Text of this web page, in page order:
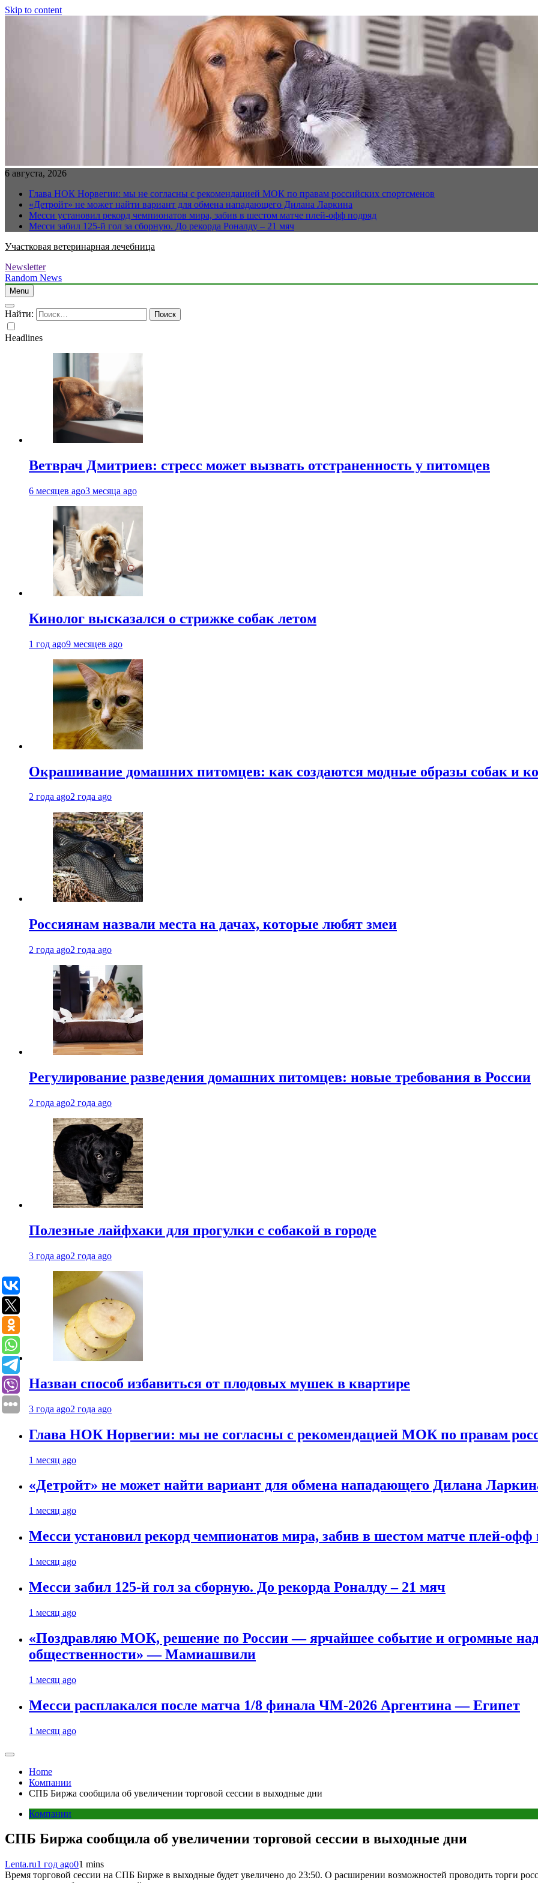
Skip to content
6 августа, 2026
Глава НОК Норвегии: мы не согласны с рекомендацией МОК по правам российских спортсменов
«Детройт» не может найти вариант для обмена нападающего Дилана Ларкина
Месси установил рекорд чемпионатов мира, забив в шестом матче плей‑офф подряд
Месси забил 125-й гол за сборную. До рекорда Роналду – 21 мяч
Участковая ветеринарная лечебница
Newsletter
Random News
Menu
Найти:
Headlines
Ветврач Дмитриев: стресс может вызвать отстраненность у питомцев
6 месяцев ago3 месяца ago
Кинолог высказался о стрижке собак летом
1 год ago9 месяцев ago
Окрашивание домашних питомцев: как создаются модные образы собак и
2 года ago2 года ago
Россиянам назвали места на дачах, которые любят змеи
2 года ago2 года ago
Регулирование разведения домашних питомцев: новые требования в России
2 года ago2 года ago
Полезные лайфхаки для прогулки с собакой в городе
3 года ago2 года ago
Назван способ избавиться от плодовых мушек в квартире
3 года ago2 года ago
Глава НОК Норвегии: мы не согласны с рекомендацией МОК по правам
1 месяц ago
«Детройт» не может найти вариант для обмена нападающего Дилана
1 месяц ago
Месси установил рекорд чемпионатов мира, забив в шестом матче плей‑офф
1 месяц ago
Месси забил 125-й гол за сборную. До рекорда Роналду – 21 мяч
1 месяц ago
«Поздравляю МОК, решение по России — ярчайшее событие и огромные
общественности» — Мамиашвили
1 месяц ago
Месси расплакался после матча 1/8 финала ЧМ-2026 Аргентина — Египет
1 месяц ago
Home
Компании
СПБ Биржа сообщила об увеличении торговой сессии в выходные дни
Компании
СПБ Биржа сообщила об увеличении торговой сессии в выходные дни
Lenta.ru1 год ago01 mins
Время торговой сессии на СПБ Бирже в выходные будет увеличено до 23:50. О расширении возможностей проводить торги